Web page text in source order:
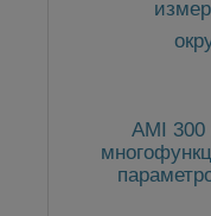
AMI 300